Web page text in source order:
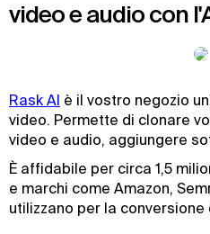
video e audio con
Rask AI è il vostro negozio
video. Permette di clonare
video e audio, aggiungere
È affidabile per circa 1,5
e marchi come Amazon,
utilizzano per la conversione